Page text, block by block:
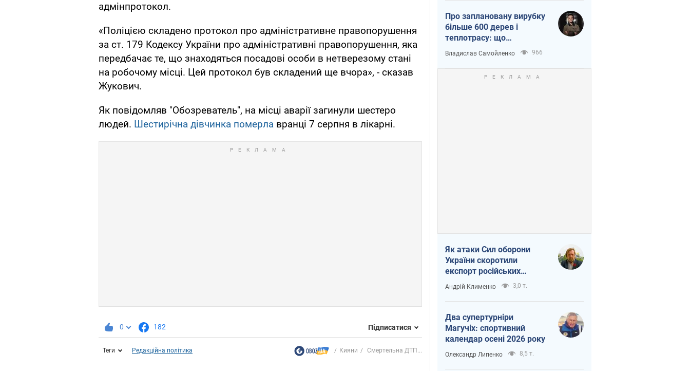
адмінпротокол.
«Поліцією складено протокол про адміністративне правопорушення
за ст. 179 Кодексу України про адміністративні правопорушення, яка
передбачає те, що знаходяться посадові особи в нетверезому стані
на робочому місці. Цей протокол був складений ще вчора», - сказав
Жукович.
Як повідомляв "Обозреватель", на місці аварії загинули шестеро
людей. Шестирічна дівчинка померла вранці 7 серпня в лікарні.
0 182 Підписатися
Теги Редакційна політика Кияни Смертельна ДТП...
Про заплановану вирубку
більше 600 дерев і
теплотрасу: що
відбувається на Теремках
у Києві
Владислав Самойленко 966
Як атаки Сил оборони
України скоротили
експорт російських
нафтопродуктів
Андрій Клименко 3,0 т.
Два супертурніри
Магучіх: спортивний
календар осені 2026 року
Олександр Липенко 8,5 т.